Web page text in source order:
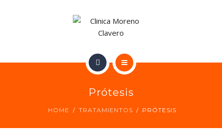
Prótesis
HOME TRATAMIENTOS PRÓTESIS